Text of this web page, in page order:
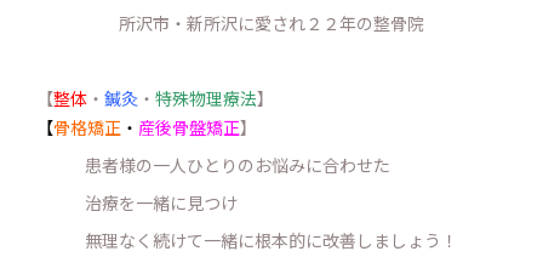
所沢市・新所沢に愛され２２年の整骨院
【整体 ・ 鍼灸 ・ 特殊物理療法】
【骨格矯正 ・ 産後骨盤矯正】
患者様の一人ひとりのお悩みに合わせた
治療を一緒に見つけ
無理なく続けて一緒に根本的に改善しましょう！